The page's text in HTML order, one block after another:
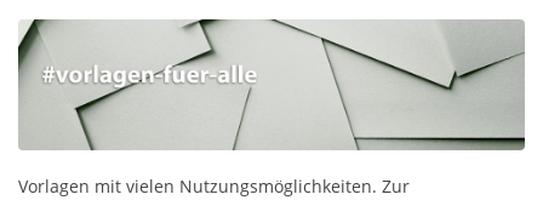
Vorlagen mit vielen Nutzungsmöglichkeiten. Zur